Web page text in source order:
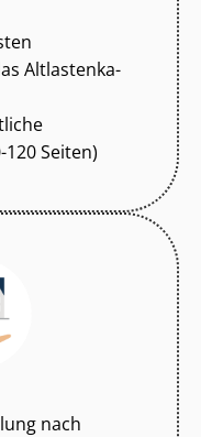
Alt­las­ten­ka­
Seiten)
nach